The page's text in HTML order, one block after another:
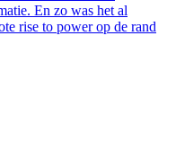
En zo was het al
rise to power op de rand